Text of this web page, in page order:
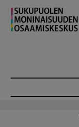
Hyppää
pääsisältöön